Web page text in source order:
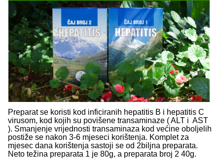
Preparat se koristi kod inficiranih hepatitis B i hepatitis C
virusom, kod kojih su povišene transaminaze ( ALT i AST
). Smanjenje vrijednosti transaminaza kod većine oboljelih
postiže se nakon 3-6 mjeseci korištenja. Komplet za
mjesec dana korištenja sastoji se od 2biljna preparata.
Neto težina preparata 1 je 80g, a preparata broj 2 40g.